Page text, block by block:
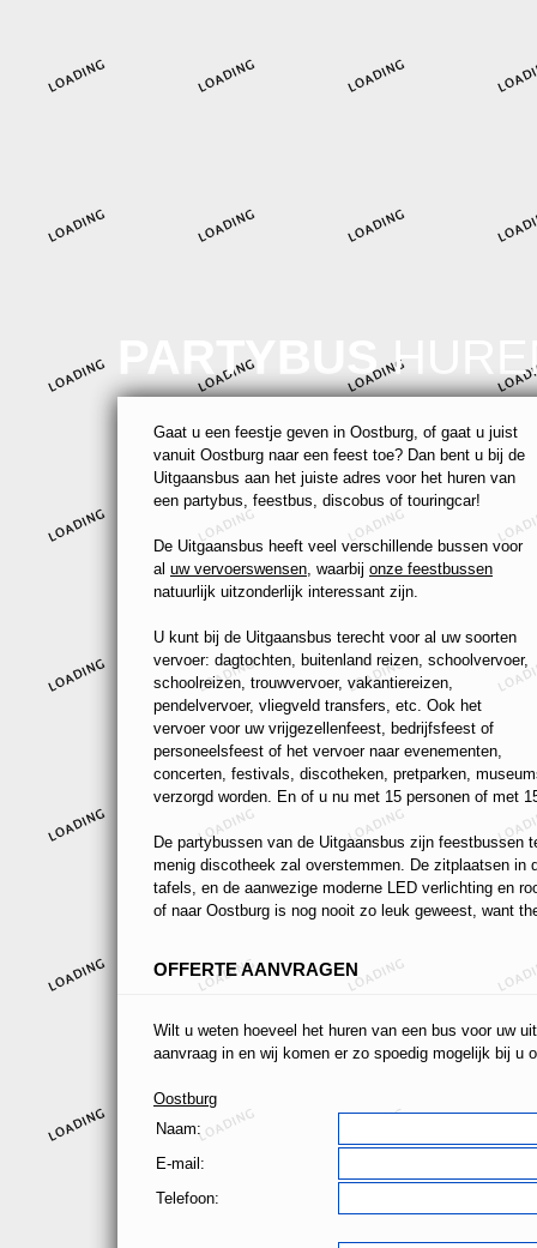
PARTYBUS
Gaat u een feestje geven in Oostburg, of gaat u juist
vanuit Oostburg naar een feest toe? Dan bent u bij de
Uitgaansbus aan het juiste adres voor het huren van
een partybus, feestbus, discobus of touringcar!
De Uitgaansbus heeft veel verschillende bussen voor
al uw vervoerswensen, waarbij onze feestbussen
natuurlijk uitzonderlijk interessant zijn.
U kunt bij de Uitgaansbus terecht voor al uw soorten
vervoer: dagtochten, buitenland reizen, schoolvervoer,
schoolreizen, trouwvervoer, vakantiereizen,
pendelvervoer, vliegveld transfers, etc. Ook het
vervoer voor uw vrijgezellenfeest, bedrijfsfeest of
personeelsfeest of het vervoer naar evenementen,
concerten, festivals, discotheken, pretparken,
verzorgd worden. En of u nu met 15 personen of met
De partybussen van de Uitgaansbus zijn feestbussen
menig discotheek zal overstemmen. De zitplaatsen
tafels, en de aanwezige moderne LED verlichting en
of naar Oostburg is nog nooit zo leuk geweest, want
OFFERTE AANVRAGEN
Wilt u weten hoeveel het huren van een bus voor uw
aanvraag in en wij komen er zo spoedig mogelijk bij u
Oostburg
Naam:
E-mail:
Telefoon: